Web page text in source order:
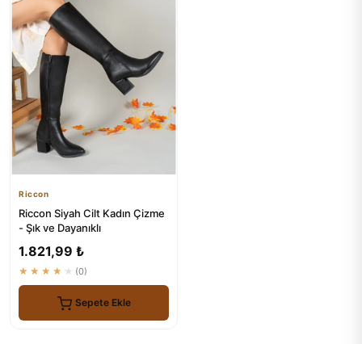
Riccon
Riccon Siyah Cilt Kadın Çizme
- Şık ve Dayanıklı
1.821,99 ₺
★★★★★ (0)
Sepete Ekle